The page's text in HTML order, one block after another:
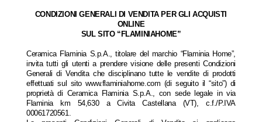
CONDIZIONI GENERALI DI VENDITA PER GLI ACQUISTI
ONLINE
SUL SITO “ FLAMINIAHOME”
Ceramica Flaminia S.p.A., titolare del marchio “Flaminia Home”,
invita tutti gli utenti a prendere visione delle presenti Condizioni
Generali di Vendita che disciplinano tutte le vendite di prodotti
effettuati sul sito www.flaminiahome.com (di seguito il “sito”) di
proprietà di Ceramica Flaminia S.p.A., con sede legale ­­­­­­­­­­­­­­­in via
Flaminia km 54,630 a Civita Castellana (VT), c.f./P.IVA
00061720561.